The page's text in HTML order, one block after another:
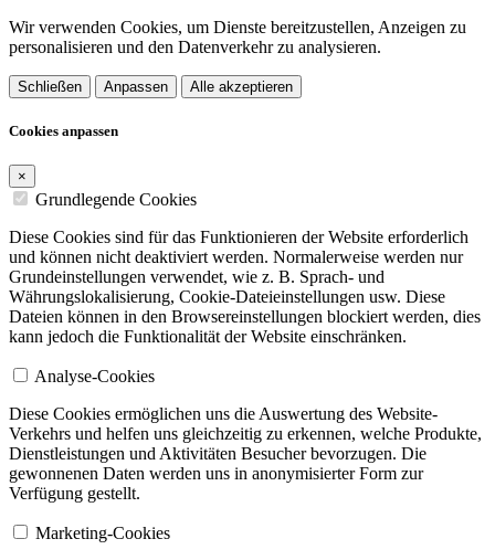
Wir verwenden Cookies, um Dienste bereitzustellen, Anzeigen zu
personalisieren und den Datenverkehr zu analysieren.
Schließen Anpassen Alle akzeptieren
Cookies anpassen
×
Grundlegende Cookies
Diese Cookies sind für das Funktionieren der Website erforderlich
und können nicht deaktiviert werden. Normalerweise werden nur
Grundeinstellungen verwendet, wie z. B. Sprach- und
Währungslokalisierung, Cookie-Dateieinstellungen usw. Diese
Dateien können in den Browsereinstellungen blockiert werden, dies
kann jedoch die Funktionalität der Website einschränken.
Analyse-Cookies
Diese Cookies ermöglichen uns die Auswertung des Website-
Verkehrs und helfen uns gleichzeitig zu erkennen, welche Produkte,
Dienstleistungen und Aktivitäten Besucher bevorzugen. Die
gewonnenen Daten werden uns in anonymisierter Form zur
Verfügung gestellt.
Marketing-Cookies